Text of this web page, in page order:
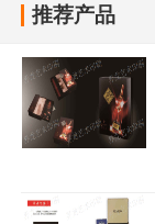
推荐产品